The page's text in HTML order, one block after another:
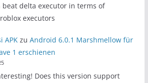
beat delta executor in terms of
executors
APK zuAndroid 6.0.1 Marshmellow für
1 erschienen
Does this version support